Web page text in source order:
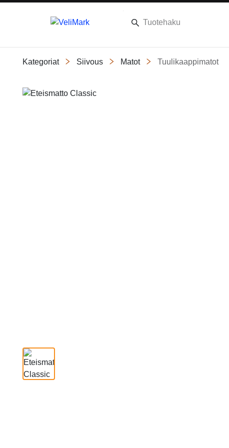
Kategoriat Siivous Matot Tuulikaappimatot
Slide 1 of 1